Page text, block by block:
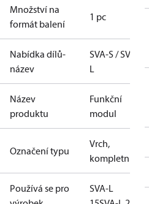
Množství na
formát balení
1 pc
Nabídka dílů-
název
SVA-S / SVA-
L
Název
produktu
Funkční
modul
Označení typu
Vrch,
kompletní
Používá se pro
SVA-L